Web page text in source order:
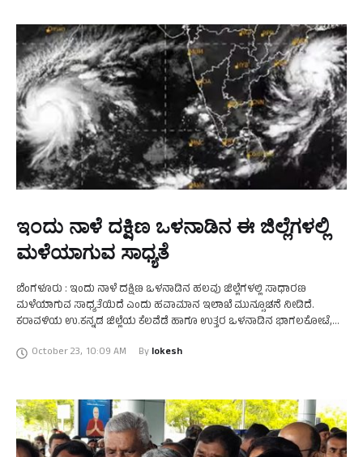
ಇಂದು ನಾಳೆ ದಕ್ಷಿಣ ಒಳನಾಡಿನ ಈ ಜಿಲ್ಲೆಗಳಲ್ಲಿ
ಮಳೆಯಾಗುವ ಸಾಧ್ಯತೆ
ಬೆಂಗಳೂರು : ಇಂದು ನಾಳೆ ದಕ್ಷಿಣ ಒಳನಾಡಿನ ಹಲವು ಜಿಲ್ಲೆಗಳಲ್ಲಿ ಸಾಧಾರಣ
ಮಳೆಯಾಗುವ ಸಾಧ್ಯತೆಯಿದೆ ಎಂದು ಹವಾಮಾನ ಇಲಾಖೆ ಮುನ್ಸೂಚನೆ ನೀಡಿದೆ.
ಕರಾವಳಿಯ ಉ.ಕನ್ನಡ ಜಿಲ್ಲೆಯ ಕೆಲವೆಡೆ ಹಾಗೂ ಉತ್ತರ ಒಳನಾಡಿನ ಭಾಗಲಕೋಟೆ,
October 23, 10:09 AM By lokesh